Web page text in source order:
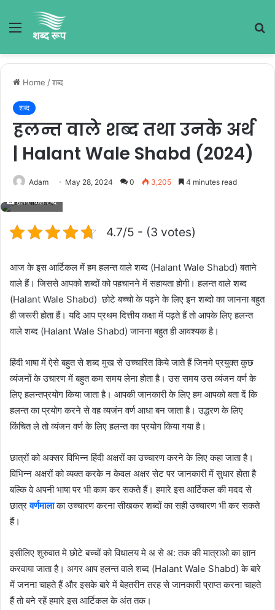
Menu
Home /शब्द
शब्द
हलन्त वाले शब्द तथा उनके अर्थ
| Halant Wale Shabd (2024)
Adam May 28, 2024 0 3,205 4 minutes read
हलन्त वाले शब्द
4.7/5 - (3 votes)
आज के इस आर्टिकल में हम हलन्त वाले शब्द (Halant Wale Shabd) बताने
वाले हैं। जिससे आपको शब्दों को पहचानने में सहायता होगी। हलन्त वाले शब्द
(Halant Wale Shabd) छोटे बच्चो के पढ़ने के लिए इन शब्दो का जानना बहुत
ही जरूरी होता हैं। यदि आप प्रथम दित्तीय कक्षा में पढ़ते हैं तो आपके लिए हलन्त
वाले शब्द (Halant Wale Shabd) जानना बहुत ही आवश्यक है।
हिंदी भाषा में ऐसे बहुत से शब्द मुख से उच्चारित किये जाते हैं जिनमे प्रयुक्त कुछ
व्यंजनों के उचारण में बहुत कम समय लेना होता है। उस समय उस व्यंजन वर्ण के
लिए हलन्तप्रयोग किया जाता है। आपकी जानकारी के लिए हम आपको बता दें कि
हलन्त का प्रयोग करने से वह व्यजंन वर्ण आधा बन जाता है। उद्धरण के लिए
किंचित ले तो व्यंजन वर्ण के लिए हलन्त का प्रयोग किया गया है।
छात्रों को अक्सर विभिन्न हिंदी अक्षरों का उच्चारण करने के लिए कहा जाता है।
विभिन्न अक्षरों को व्यक्त करके न केवल अक्षर सेट पर जानकारी में सुधार होता है
बल्कि वे अपनी भाषा पर भी काम कर सकते हैं। हमारे इस आर्टिकल की मदद से
छात्रवर्णमाला का उच्चारण करना सीखकर शब्दों का सही उच्चारण भी कर सकते
हैं।
इसीलिए शुरुवात मे छोटे बच्चों को विधालय मे अ से अ: तक की मात्राओ का ज्ञान
करवाया जाता है। अगर आप हलन्त वाले शब्द (Halant Wale Shabd) के बारे
में जनना चाहते हैं और इसके बारे में बेहतरीन तरह से जानकारी प्राप्त करना चाहते
हैं तो बने रहें हमारे इस आर्टिकल के अंत तक।